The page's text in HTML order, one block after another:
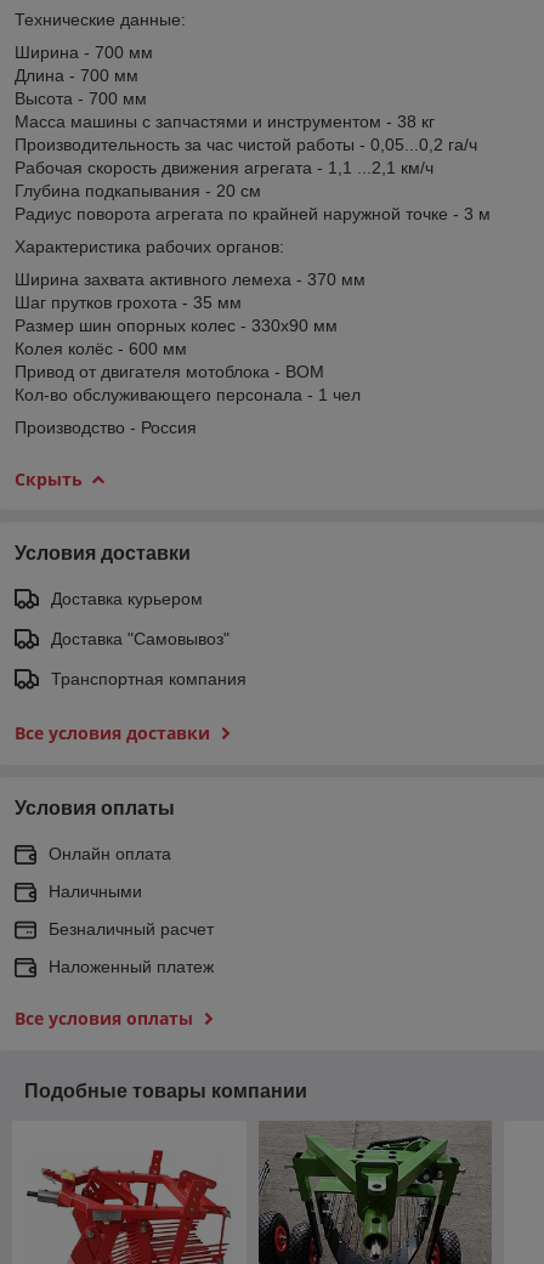
Технические данные:
Ширина - 700 мм
Длина - 700 мм
Высота - 700 мм
Масса машины с запчастями и инструментом - 38 кг
Производительность за час чистой работы - 0,05...0,2 га/ч
Рабочая скорость движения агрегата - 1,1 ...2,1 км/ч
Глубина подкапывания - 20 см
Радиус поворота агрегата по крайней наружной точке - 3 м
Характеристика рабочих органов:
Ширина захвата активного лемеха - 370 мм
Шаг прутков грохота - 35 мм
Размер шин опорных колес - 330x90 мм
Колея колёс - 600 мм
Привод от двигателя мотоблока - ВОМ
Кол-во обслуживающего персонала - 1 чел
Производство - Россия
Скрыть
Условия доставки
Доставка курьером
Доставка "Самовывоз"
Транспортная компания
Все условия доставки
Условия оплаты
Онлайн оплата
Наличными
Безналичный расчет
Наложенный платеж
Все условия оплаты
Подобные товары компании